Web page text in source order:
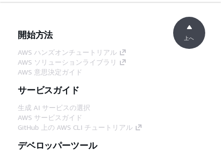
開始方法
AWS ハンズオンチュートリアル
AWS ソリューションライブラリ
AWS 意思決定ガイド
サービスガイド
生成 AI サービスの選択
AWS サービスガイド
GitHub 上の AWS CLI チュートリアル
デベロッパーツール
上へ